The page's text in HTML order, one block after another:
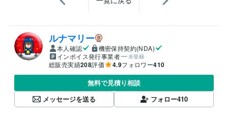
ルナマリー
本人確認
機密保持契約(NDA)
インボイス発行事業者
未登録
総販売実績208評価 4.9フォロワー410
無料で見積り相談
メッセージを送る
フォロー410